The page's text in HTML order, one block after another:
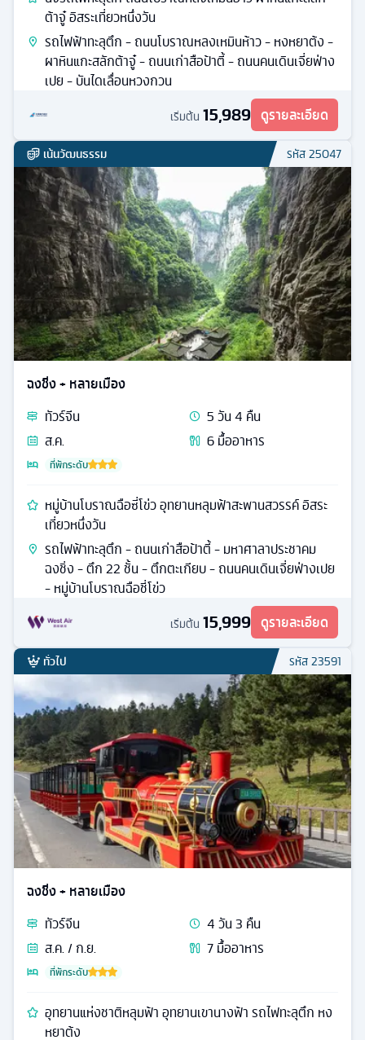
ต้าจู๋ อิสระเที่ยวหนึ่งวัน
รถไฟฟ้าทะลุตึก - ถนนโบราณหลงเหมินห้าว - หงหยาต้ง -
ผาหินแกะสลักต้าจู๋ - ถนนเก่าสือป้าตี้ - ถนนคนเดินเจี่ยฟ่าง
เปย - บันไดเลื่อนหวงกวน
เริ่มต้น 15,989 ดูรายละเอียด
เน้นวัฒนธรรม รหัส25047
ฉงชิ่ง + หลายเมือง
ทัวร์จีน 5วัน4 คืน
ส.ค.
6มื้ออาหาร
ที่พักระดับ
หมู่บ้านโบราณฉือซี่โข่ว อุทยานหลุมฟ้าสะพานสวรรค์ อิสระ
เที่ยวหนึ่งวัน
รถไฟฟ้าทะลุตึก - ถนนเก่าสือป้าตี้ - มหาศาลาประชาคม
ฉงชิ่ง - ตึก 22 ชั้น - ตึกตะเกียบ - ถนนคนเดินเจี่ยฟ่างเปย
- หมู่บ้านโบราณฉือชี่โข่ว
เริ่มต้น 15,999 ดูรายละเอียด
ทั่วไป รหัส23591
ฉงชิ่ง + หลายเมือง
ทัวร์จีน 4วัน3 คืน
ส.ค. / ก.ย.
7มื้ออาหาร
ที่พักระดับ
อุทยานแห่งชาติหลุมฟ้า อุทยานเขานางฟ้า รถไฟทะลุตึก หง
หยาต้ง